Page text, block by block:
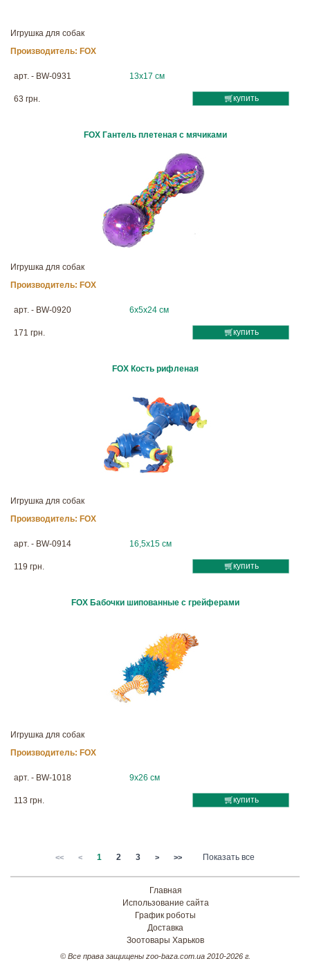
Игрушка для собак
Производитель: FOX
арт. - BW-0931 13х17 см
63 грн. купить
FOX Гантель плетеная с мячиками
Игрушка для собак
Производитель: FOX
арт. - BW-0920 6х5х24 см
171 грн. купить
FOX Кость рифленая
Игрушка для собак
Производитель: FOX
арт. - BW-0914 16,5х15 см
119 грн. купить
FOX Бабочки шипованные с грейферами
Игрушка для собак
Производитель: FOX
арт. - BW-1018 9х26 см
113 грн. купить
<< < 1 2 3 > >> Показать все
Главная
Использование сайта
График роботы
Доставка
Зоотовары Харьков
© Все права защищены zoo-baza.com.ua 2010-2026 г.